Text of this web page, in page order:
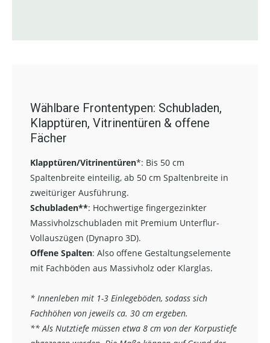
Wählbare Frontentypen: Schubladen,
Klapptüren, Vitrinentüren & offene
Fächer
Klapptüren/Vitrinentüren*: Bis 50 cm
Spaltenbreite einteilig, ab 50 cm Spaltenbreite in
zweitüriger Ausführung.
Schubladen**: Hochwertige fingergezinkter
Massivholzschubladen mit Premium Unterflur-
Vollauszügen (Dynapro 3D).
Offene Spalten: Also offene Gestaltungselemente
mit Fachböden aus Massivholz oder Klarglas.
* Innenleben mit 1-3 Einlegeböden, sodass sich
Fachhöhen von jeweils ca. 30 cm ergeben.
** Als Nutztiefe müssen etwa 8 cm von der Korpustiefe